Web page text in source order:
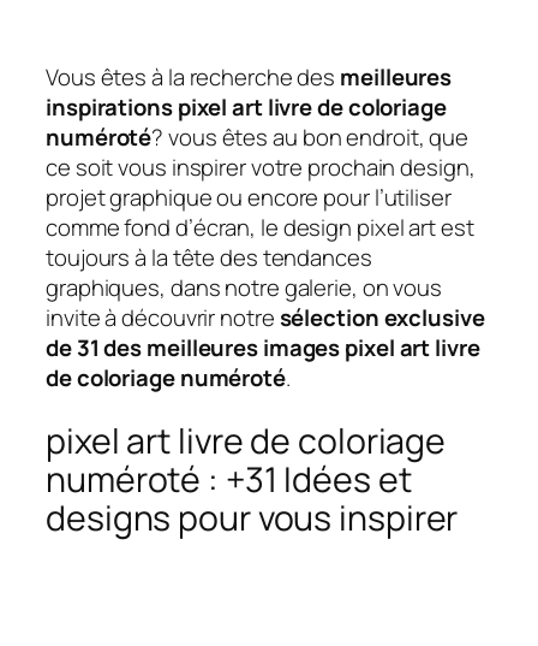
Vous êtes à la recherche des meilleures
inspirations pixel art livre de coloriage
numéroté? vous êtes au bon endroit, que
ce soit vous inspirer votre prochain design,
projet graphique ou encore pour l’utiliser
comme fond d’écran, le design pixel art est
toujours à la tête des tendances
graphiques, dans notre galerie, on vous
invite à découvrir notresélection exclusive
de 31 des meilleures images pixel art livre
de coloriage numéroté.
pixel art livre de coloriage
numéroté : +31 Idées et
designs pour vous inspirer